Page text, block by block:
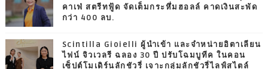
คาเฟ่ สตรีทฟู้ด จัดเต็มกระหึ่มฮอลล์ คาดเงินสะพัด
กว่า 400 ลบ.
Scintilla Gioielli ผู้นำเข้า และจำหน่ายอิตาเลียน
ไฟน์ จิวเวลรี ฉลอง 30 ปี ปรับโฉมบูทีค ในคอน
เซ็ปต์โมเดิร์นลักชัวรี่ เจาะกลุ่มลักชัวรี่ไลฟ์สไตล์